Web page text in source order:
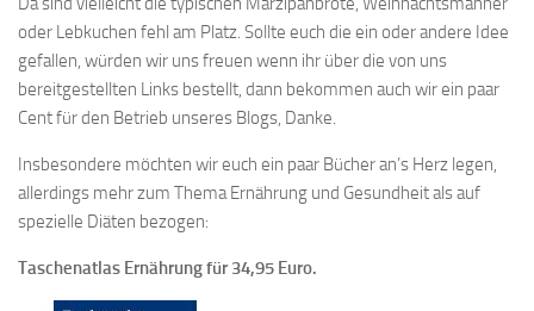
oder Lebkuchen fehl am Platz. Sollte euch die ein oder andere Idee
gefallen, würden wir uns freuen wenn ihr über die von uns
bereitgestellten Links bestellt, dann bekommen auch wir ein paar
Cent für den Betrieb unseres Blogs, Danke.
Insbesondere möchten wir euch ein paar Bücher an’s Herz legen,
allerdings mehr zum Thema Ernährung und Gesundheit als auf
spezielle Diäten bezogen:
Taschenatlas Ernährung für 34,95 Euro.